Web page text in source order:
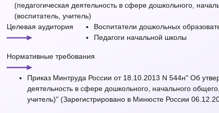
(педагогическая деятельность в сфере дошкольного,
(воспитатель, учитель)
Целевая аудитория
Воспитатели дошкольных
Педагоги начальной школы
Нормативные требования
Приказ Минтруда России от 18.10.2013 N 544н" Об
деятельность в сфере дошкольного, начального
учитель)" (Зарегистрировано в Минюсте России